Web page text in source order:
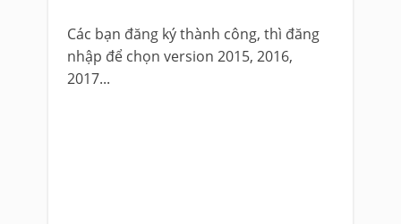
Các bạn đăng ký thành công, thì đăng
nhập để chọn version 2015, 2016,
2017...